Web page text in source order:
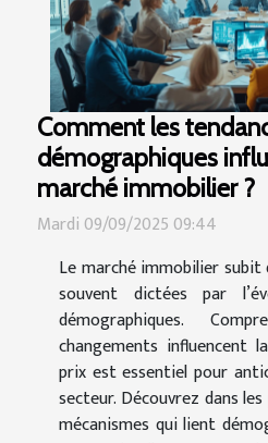
Comment les
démographiques
marché immobilier ?
Mardi 09/09/2025 09:44
Le marché immobilier
souvent dictées par
démographiques.
changements influencent
prix est essentiel pour
secteur. Découvrez dans
mécanismes qui lient